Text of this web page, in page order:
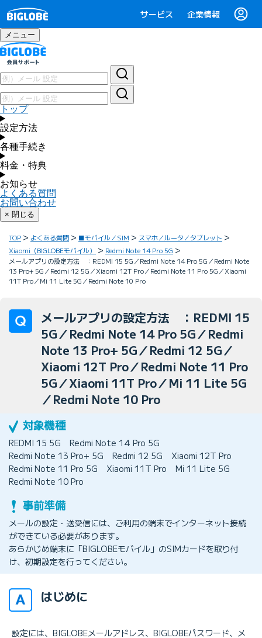
サービス 企業情報
メニュー
トップ
設定方法
各種手続き
料金・特典
お知らせ
よくある質問
お問い合わせ
× 閉じる
TOP よくある質問 ■モバイル／SIM
スマホ／ルータ／タブレット
Xiaomi（BIGLOBEモバイル）
Redmi Note 14 Pro 5G
メールアプリの設定方法 ：REDMI 15 5G／Redmi Note 14 Pro 5G／Redmi Note
13 Pro+ 5G／Redmi 12 5G／Xiaomi 12T Pro／Redmi Note 11 Pro 5G／Xiaomi
11T Pro／Mi 11 Lite 5G／Redmi Note 10 Pro
メールアプリの設定方法 ：REDMI 15
5G／Redmi Note 14 Pro 5G／Redmi
Note 13 Pro+ 5G／Redmi 12 5G／
Xiaomi 12T Pro／Redmi Note 11 Pro
5G／Xiaomi 11T Pro／Mi 11 Lite 5G
／Redmi Note 10 Pro
REDMI 15 5G
Redmi Note 14 Pro 5G
Redmi Note 13 Pro+ 5G
Redmi 12 5G
Xiaomi 12T Pro
Redmi Note 11 Pro 5G
Xiaomi 11T Pro
Mi 11 Lite 5G
Redmi Note 10 Pro
メールの設定・送受信には、ご利用の端末でインターネット接続
ができている必要があります。
あらかじめ端末に「BIGLOBEモバイル」のSIMカードを取り付
け、初期設定を行ってください。
はじめに
設定には、BIGLOBEメールアドレス、BIGLOBEパスワード、メ